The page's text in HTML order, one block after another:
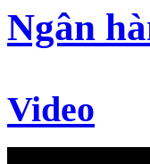
Ngân
Video